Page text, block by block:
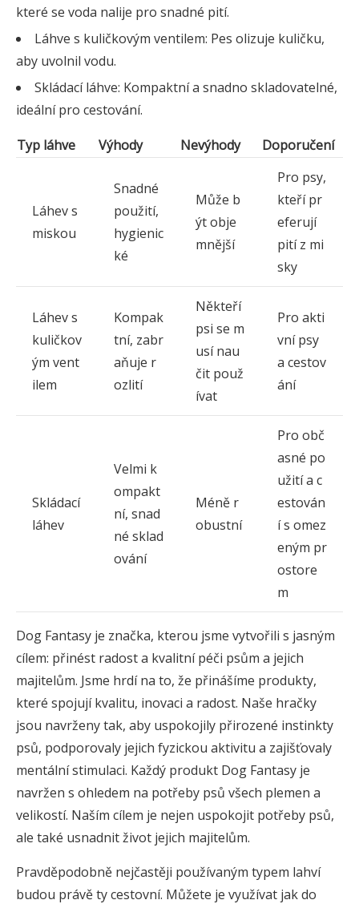
které se voda nalije pro snadné pití.
Láhve s kuličkovým ventilem: Pes olizuje kuličku,
aby uvolnil vodu.
Skládací láhve: Kompaktní a snadno skladovatelné,
ideální pro cestování.
Typ láhve
Výhody Nevýhody Doporučení
Láhev s
miskou
Snadné
použití,
hygienic
ké
Může b
ýt obje
mnější
Pro psy,
kteří pr
eferují
pití z mi
sky
Láhev s
kuličkov
ým vent
ilem
Kompak
tní, zabr
aňuje r
ozlití
Někteří
psi se m
usí nau
čit použ
ívat
Pro akti
vní psy
a cestov
ání
Skládací
láhev
Velmi k
ompakt
ní, snad
né sklad
ování
Méně r
obustní
Pro obč
asné po
užití a c
estován
í s omez
eným pr
ostore
m
Dog Fantasy je značka, kterou jsme vytvořili s jasným
cílem: přinést radost a kvalitní péči psům a jejich
majitelům. Jsme hrdí na to, že přinášíme produkty,
které spojují kvalitu, inovaci a radost. Naše hračky
jsou navrženy tak, aby uspokojily přirozené instinkty
psů, podporovaly jejich fyzickou aktivitu a zajišťovaly
mentální stimulaci. Každý produkt Dog Fantasy je
navržen s ohledem na potřeby psů všech plemen a
velikostí. Naším cílem je nejen uspokojit potřeby psů,
ale také usnadnit život jejich majitelům.
Pravděpodobně nejčastěji používaným typem lahví
budou právě ty cestovní. Můžete je využívat jak do